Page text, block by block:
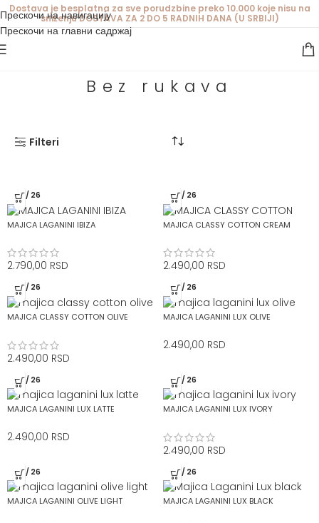
Прескочи на навигацију
Прескочи на главни садржај
Dostava je besplatna za sve porudzbine preko 10.000 koje nisu na
sniženju DOSTAVA ZA 2 DO 5 RADNIH DANA (U SRBIJI)
Bez rukava
Filteri
SS / 26
MAJICA LAGANINI IBIZA
2.790,00 RSD
SS / 26
MAJICA CLASSY COTTON CREAM
2.490,00 RSD
SS / 26
MAJICA CLASSY COTTON OLIVE
2.490,00 RSD
SS / 26
MAJICA LAGANINI LUX OLIVE
2.490,00 RSD
SS / 26
MAJICA LAGANINI LUX LATTE
2.490,00 RSD
SS / 26
MAJICA LAGANINI LUX IVORY
2.490,00 RSD
SS / 26
MAJICA LAGANINI OLIVE LIGHT
SS / 26
MAJICA LAGANINI LUX BLACK